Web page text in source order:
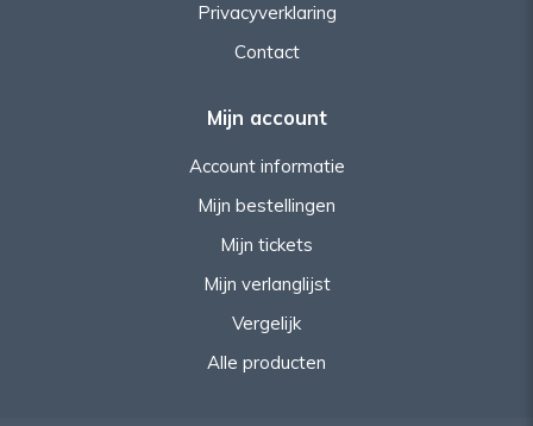
Privacyverklaring
Contact
Mijn account
Account informatie
Mijn bestellingen
Mijn tickets
Mijn verlanglijst
Vergelijk
Alle producten